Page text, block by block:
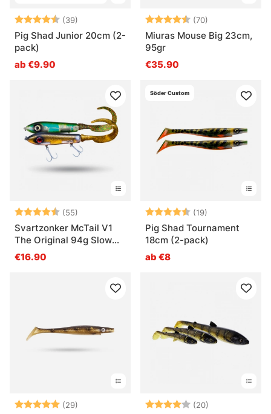
Bewertung:(39)
4.7 von 5 Sternen
Pig Shad Junior 20cm (2-
pack)
ab €9.90
Bewertung:(70)
Miuras Mouse Big 23cm,
95gr
€35.90
Bewertung:(55)
4.7 von 5 Sternen
Svartzonker McTail V1
The Original 94g Slow
Sink
€16.90
Söder Custom
Bewertung:(19)
Pig Shad Tournament
18cm (2-pack)
ab €8
Bewertung:(29)
5.0 von 5 SternenBewertung:(20)